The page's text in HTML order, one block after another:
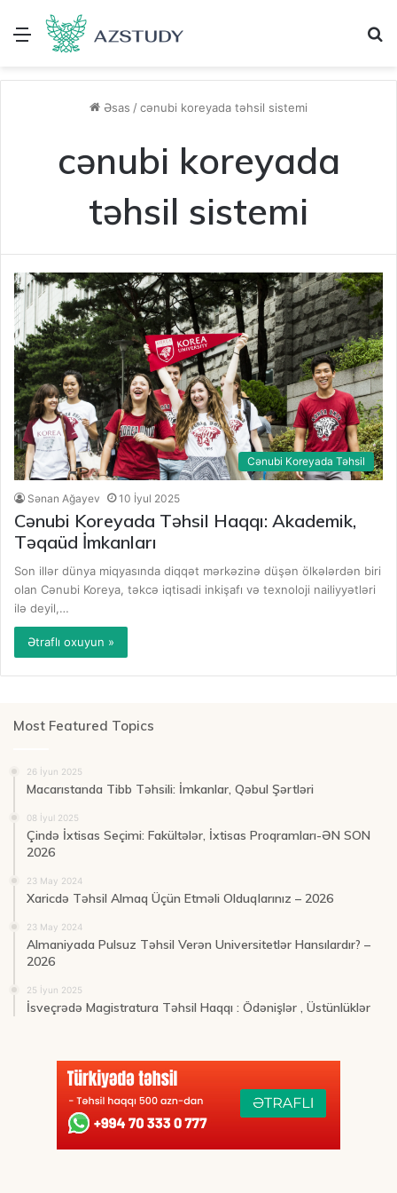
Menu
Əsas /cənubi koreyada təhsil sistemi
cənubi koreyada
təhsil sistemi
Cənubi Koreyada Təhsil
Sənan Ağayev 10 İyul 2025
Cənubi Koreyada Təhsil Haqqı: Akademik,
Təqaüd İmkanları
Son illər dünya miqyasında diqqət mərkəzinə düşən ölkələrdən biri
olan Cənubi Koreya, təkcə iqtisadi inkişafı və texnoloji nailiyyətləri
ilə deyil,…
Ətraflı oxuyun »
Most Featured Topics
26 İyun 2025
Macarıstanda Tibb Təhsili: İmkanlar, Qəbul Şərtləri
08 İyul 2025
Çində İxtisas Seçimi: Fakültələr, İxtisas Proqramları-ƏN SON
2026
23 May 2024
Xaricdə Təhsil Almaq Üçün Etməli Olduqlarınız – 2026
23 May 2024
Almaniyada Pulsuz Təhsil Verən Universitetlər Hansılardır? –
2026
25 İyun 2025
İsveçrədə Magistratura Təhsil Haqqı : Ödənişlər , Üstünlüklər